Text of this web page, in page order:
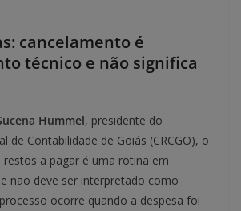
cancelamento é
técnico e não significa
Hummel, presidente do
de Contabilidade de Goiás (CRCGO), o
restos a pagar é uma rotina em
não deve ser interpretado como
ocorre quando a despesa foi